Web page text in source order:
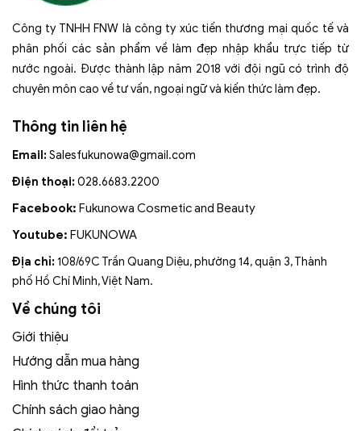
Công ty TNHH FNW là công ty xúc tiến thương mại quốc tế và
phân phối các sản phẩm về làm đẹp nhập khẩu trực tiếp từ
nước ngoài. Được thành lập năm 2018 với đội ngũ có trình độ
chuyên môn cao về tư vấn, ngoại ngữ và kiến thức làm đẹp.
Thông tin liên hệ
Email:Salesfukunowa@gmail.com
Điện thoại:028.6683.2200
Facebook: Fukunowa Cosmetic and Beauty
Youtube: FUKUNOWA
Địa chỉ:108/69C Trần Quang Diệu, phường 14, quận 3, Thành
phố Hồ Chí Minh, Việt Nam.
Về chúng tôi
Giới thiệu
Hướng dẫn mua hàng
Hình thức thanh toán
Chính sách giao hàng